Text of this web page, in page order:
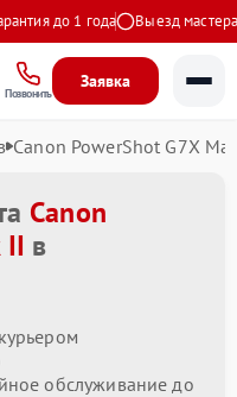
до 1 года Выезд мастера
Позвонить
Заявка
Canon PowerShot G7X
Canon
II в
обслуживание до